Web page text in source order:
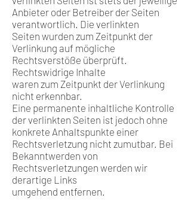
Anbieter oder Betreiber der Seiten
verantwortlich. Die verlinkten
Seiten wurden zum Zeitpunkt der
Verlinkung auf mögliche
Rechtsverstöße überprüft.
Rechtswidrige Inhalte
waren zum Zeitpunkt der Verlinkung
nicht erkennbar.
Eine permanente inhaltliche Kontrolle
der verlinkten Seiten ist jedoch ohne
konkrete Anhaltspunkte einer
Rechtsverletzung nicht zumutbar. Bei
Bekanntwerden von
Rechtsverletzungen werden wir
derartige Links
umgehend entfernen.